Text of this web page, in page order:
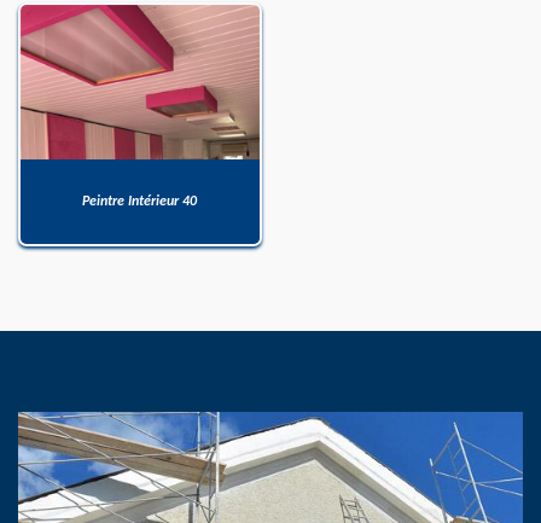
Peintre Intérieur 40